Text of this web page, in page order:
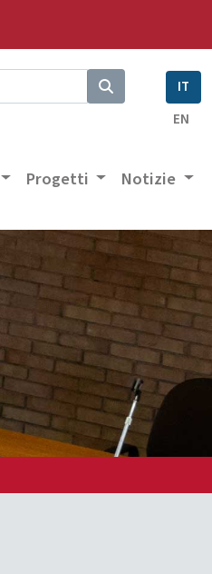
IT
EN
Progetti Notizie